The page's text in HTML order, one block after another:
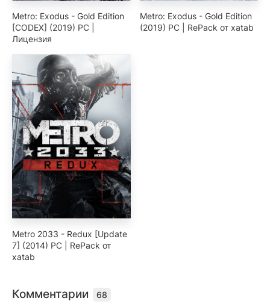
Metro: Exodus - Gold Edition
[CODEX] (2019) PC |
Лицензия
Metro: Exodus - Gold Edition
(2019) PC | RePack от xatab
Metro 2033 - Redux [Update
7] (2014) PC | RePack от
xatab
Комментарии 68